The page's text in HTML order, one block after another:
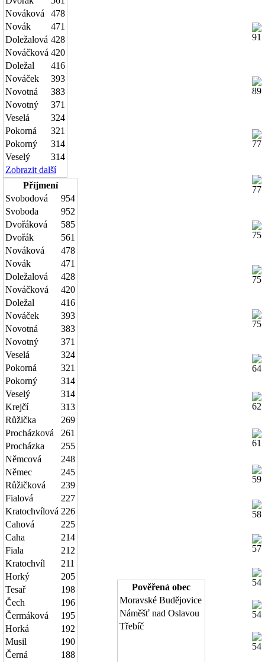
Nováková
478
Novák
471
Doležalová 428
Nováčková 420
Doležal
416
Nováček
393
Novotná
383
Novotný
371
Veselá
324
Pokorná
321
Pokorný
314
Veselý
314
Zobrazit další
Příjmení
Svobodová
954
Svoboda
952
Dvořáková
585
Dvořák
561
Nováková
478
Novák
471
Doležalová
428
Nováčková
420
Doležal
416
Nováček
393
Novotná
383
Novotný
371
Veselá
324
Pokorná
321
Pokorný
314
Veselý
314
Krejčí
313
Růžička
269
Procházková
261
Procházka
255
Němcová
248
Němec
245
Růžičková
239
Fialová
227
Kratochvílová 226
Cahová
225
Caha
214
Fiala
212
Kratochvíl
211
Horký
205
Tesař
198
Čech
196
Čermáková
195
Horká
192
Musil
190
Černá
188
Pověřená obec
Moravské Budějovice
Náměšť nad Oslavou
Třebíč